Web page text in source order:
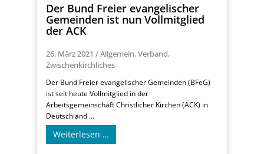
Der Bund Freier evangelischer
Gemeinden ist nun Vollmitglied
der ACK
26. März 2021 /Allgemein,Verband,
Zwischenkirchliches
Der Bund Freier evangelischer Gemeinden (BFeG)
ist seit heute Vollmitglied in der
Arbeitsgemeinschaft Christlicher Kirchen (ACK) in
Deutschland ...
Weiterlesen …